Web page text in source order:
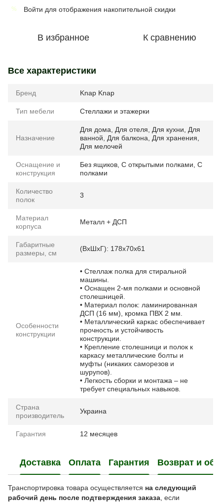
% Войти для отображения накопительной скидки
В избранное К сравнению
Все характеристики
Бренд Knap Knap
Тип мебели Стеллажи и этажерки
Назначение
Для дома Для отеля Для кухни
Для
ванной
Для балкона Для хранения
Для мелочей
Оснащение и
конструкция
Без ящиков С открытыми полками С
полками
Количество
полок
3
Материал
корпуса
Металл + ДСП
Габаритные
размеры, см
(ВхШхГ): 178х70х61
Особенности
конструкции
• Стеллаж полка для стиральной
машины.
• Оснащен 2-мя полками и основной
столешницей.
• Материал полок: ламинированная
ДСП (16 мм), кромка ПВХ 2 мм.
• Металлический каркас обеспечивает
прочность и устойчивость
конструкции.
• Крепление столешници и полок к
каркасу металлические болты и
муфты (никаких саморезов и
шурупов).
• Легкость сборки и монтажа – не
требует специальных навыков.
Страна
производитель
Украина
Гарантия 12 месяцев
Доставка Оплата Гарантия Возврат и
Транспортировка товара осуществляется на следующий
рабочий день после подтверждения заказа , если